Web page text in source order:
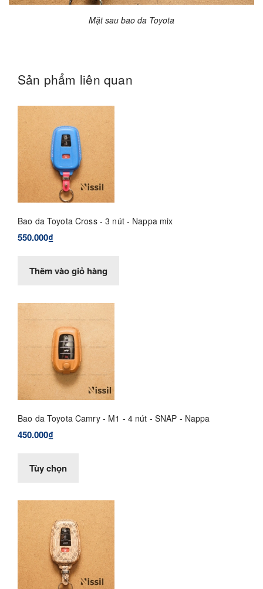
Mặt sau bao da Toyota
Sản phẩm liên quan
Bao da Toyota Cross - 3 nút - Nappa mix
550.000₫
Thêm vào giỏ hàng
Bao da Toyota Camry - M1 - 4 nút - SNAP - Nappa
450.000₫
Tùy chọn